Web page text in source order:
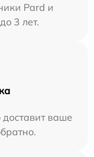
Pard и
3 лет.
ваше